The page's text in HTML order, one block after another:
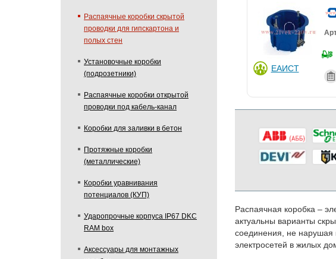
Распаячные коробки скрытой
проводки для гипскартона и
полых стен
Установочные коробки
(подрозетники)
Распаячные коробки открытой
проводки под кабель-канал
Коробки для заливки в бетон
Протяжные коробки
(металлические)
Коробки уравнивания
потенциалов (КУП)
Ударопрочные корпуса IP67 DKC
RAM box
Аксессуары для монтажных
ЕАИСТ
Распаячная коробка –
актуальны варианты
соединения, не нарушая
электросетей в жилых